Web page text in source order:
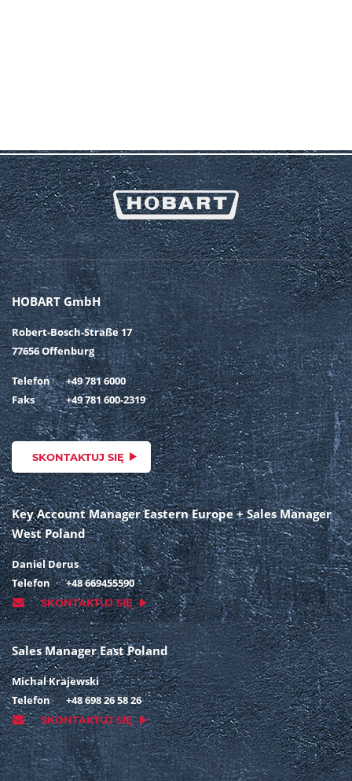
HOBART GmbH
Robert-Bosch-Straße 17
77656 Offenburg
Telefon
+49 781 6000
Faks
+49 781 600-2319
SKONTAKTUJ SIĘ
Key Account Manager Eastern Europe + Sales Manager
West Poland
Daniel Derus
Telefon
+48 669455590
SKONTAKTUJ SIĘ
Sales Manager East Poland
Michal Krajewski
Telefon
+48 698 26 58 26
SKONTAKTUJ SIĘ